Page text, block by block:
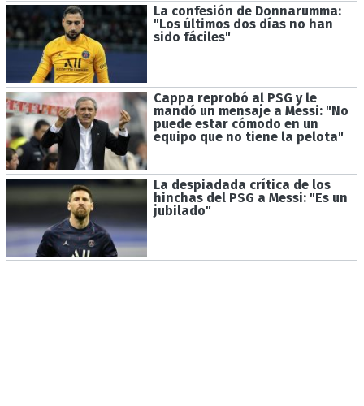
La confesión de Donnarumma:
"Los últimos dos días no han
sido fáciles"
Cappa reprobó al PSG y le
mandó un mensaje a Messi: "No
puede estar cómodo en un
equipo que no tiene la pelota"
La despiadada crítica de los
hinchas del PSG a Messi: "Es un
jubilado"